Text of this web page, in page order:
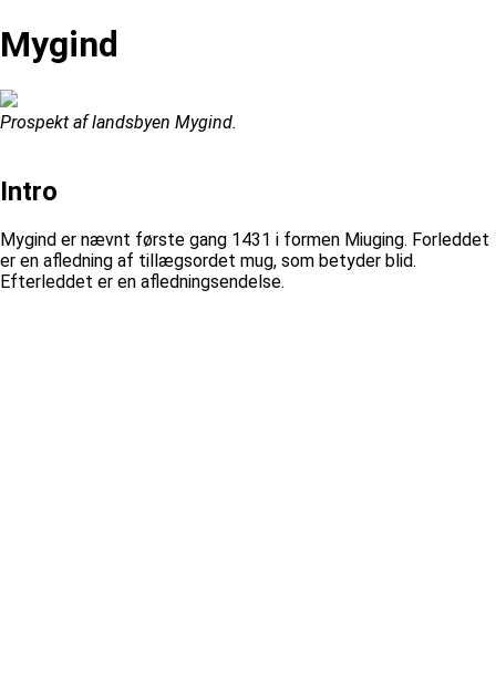
Mygind
Prospekt af landsbyen Mygind.
Intro
Mygind er nævnt første gang 1431 i formen Miuging. Forleddet
er en afledning af tillægsordet mug, som betyder blid.
Efterleddet er en afledningsendelse.